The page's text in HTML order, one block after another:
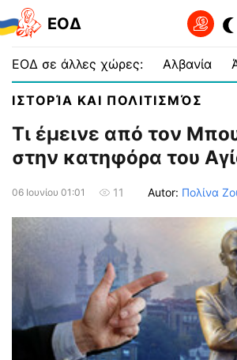
EOΔ
ΕΟΔ σε άλλες χώρες: Αλβανία
ΙΣΤΟΡΊΑ ΚΑΙ ΠΟΛΙΤΙΣΜΌΣ
Τι έμεινε από τον
στην κατηφόρα του
06 Ιουνίου 01:01 11 Autor: Πολίνα